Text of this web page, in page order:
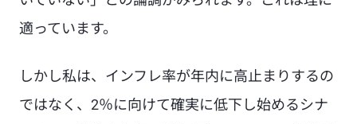
適っています。
しかし私は、インフレ率が年内に高止まりするの
ではなく、2％に向けて確実に低下し始めるシナ